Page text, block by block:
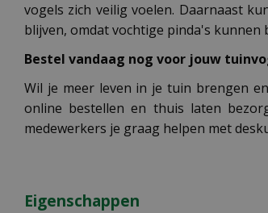
vogels zich veilig voelen. Daarnaast
blijven, omdat vochtige pinda's kunnen
Bestel vandaag nog voor jouw
Wil je meer leven in je tuin brengen
online bestellen en thuis laten
medewerkers je graag helpen met
Eigenschappen